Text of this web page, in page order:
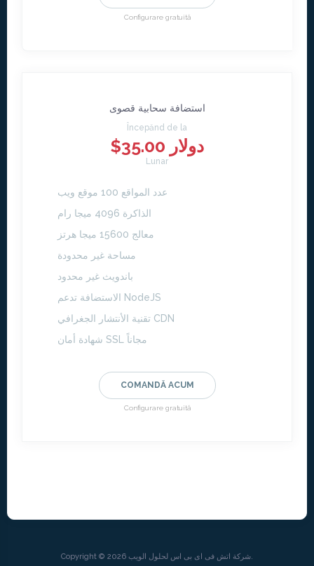
Configurare gratuită
استضافة سحابية قصوى
Începănd de la
$35.00 دولار
Lunar
عدد المواقع 100 موقع ويب
الذاكرة 4096 ميجا رام
معالج 15600 ميجا هرتز
مساحة غير محدودة
باندويث غير محدود
الاستضافة تدعم NodeJS
تقنية الأنتشار الجغرافي CDN
شهادة أمان SSL مجاناً
COMANDĂ ACUM
Configurare gratuită
Copyright © 2026 شركة اتش فى اى بى اس لحلول الويب.